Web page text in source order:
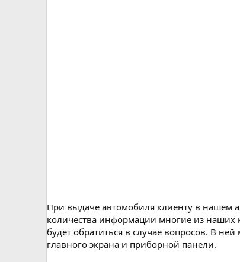
При выдаче автомобиля клиенту в нашем
количества информации многие из наших
будет обратиться в случае вопросов. В
главного экрана и приборной панели.